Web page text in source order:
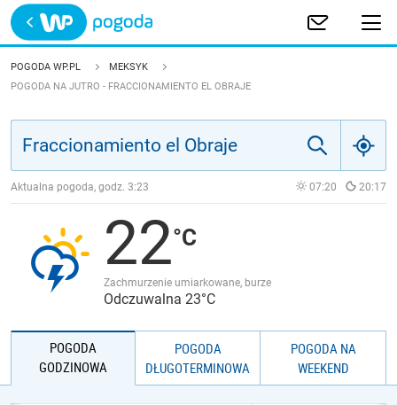
Trwa ładowanie
POLSKA
JAKOŚĆ POWIETRZA
POGODA WP.PL
MEKSYK
POGODA NA JUTRO - FRACCIONAMIENTO EL OBRAJE
Aktualna pogoda, godz. 3:23 07:20 20:17
22
Zachmurzenie umiarkowane, burze
Odczuwalna 23°C
POGODA
GODZINOWA
POGODA
DŁUGOTERMINOWA
POGODA NA
WEEKEND